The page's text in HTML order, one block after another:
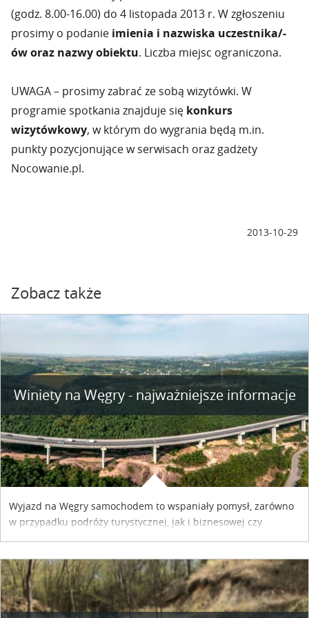
(godz. 8.00-16.00) do 4 listopada 2013 r. W zgłoszeniu
prosimy o podanie imienia i nazwiska uczestnika/-
ów oraz nazwy obiektu. Liczba miejsc ograniczona.
UWAGA – prosimy zabrać ze sobą wizytówki. W
programie spotkania znajduje się konkurs
wizytówkowy, w którym do wygrania będą m.in.
punkty pozycjonujące w serwisach oraz gadżety
Nocowanie.pl.
2013-10-29
Zobacz także
Winiety na Węgry - najważniejsze informacje
Wyjazd na Węgry samochodem to wspaniały pomysł, zarówno
w przypadku podróży turystycznej, jak i biznesowej czy
współpracy reklamowej z Hungary Vignette.